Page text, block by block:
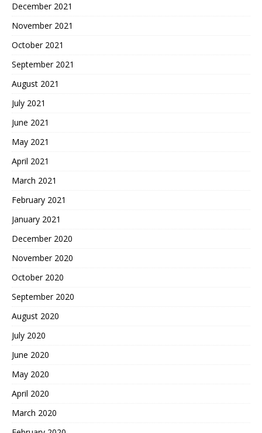
December 2021
November 2021
October 2021
September 2021
August 2021
July 2021
June 2021
May 2021
April 2021
March 2021
February 2021
January 2021
December 2020
November 2020
October 2020
September 2020
August 2020
July 2020
June 2020
May 2020
April 2020
March 2020